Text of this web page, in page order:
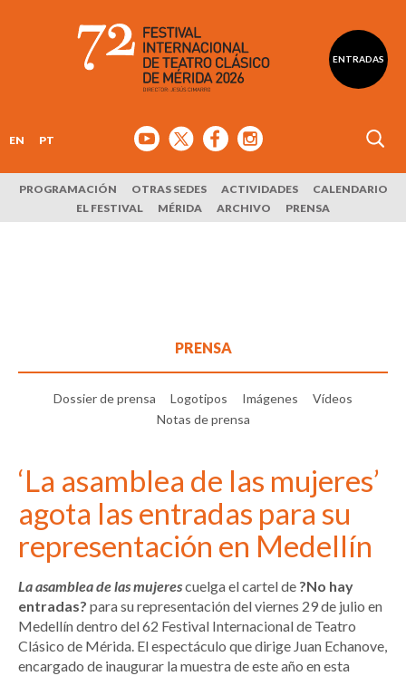
ENTRADAS
EN PT
PROGRAMACIÓN OTRAS SEDES ACTIVIDADES
CALENDARIO
EL FESTIVAL
MÉRIDA ARCHIVO PRENSA
PRENSA
Dossier de prensa Logotipos Imágenes
Vídeos
Notas de prensa
‘La asamblea de las mujeres’
agota las entradas para su
representación en Medellín
La asamblea de las mujerescuelga el cartel de ?No hay
entradas? para su representación del viernes 29 de julio en
Medellín dentro del 62 Festival Internacional de Teatro
Clásico de Mérida. El espectáculo que dirige Juan Echanove,
encargado de inaugurar la muestra de este año en esta